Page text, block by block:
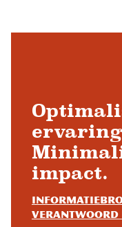
impact.
verantwoord